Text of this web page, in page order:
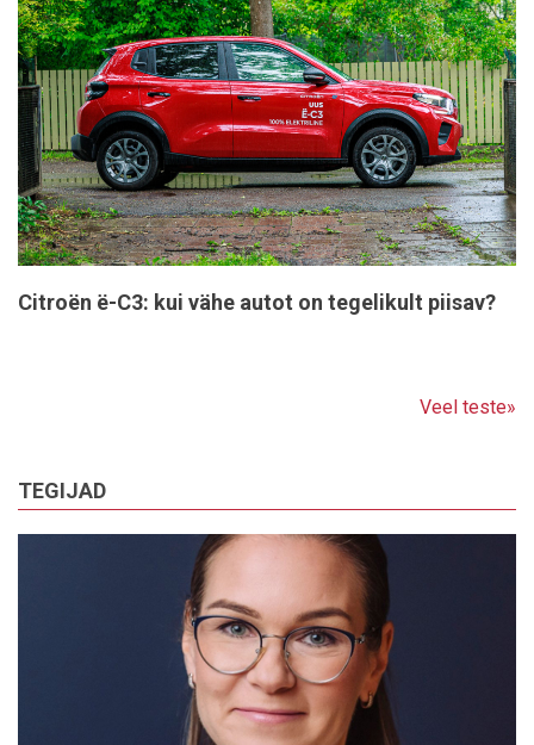
Citroën ë-C3: kui vähe autot on tegelikult piisav?
Veel teste»
TEGIJAD